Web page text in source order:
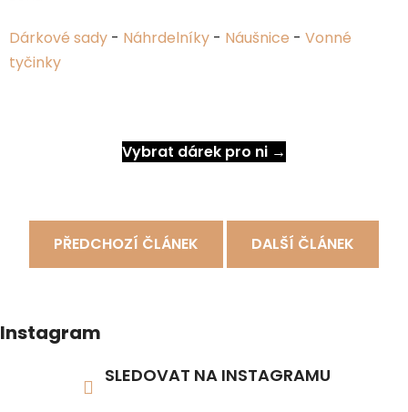
Dárkové sady - Náhrdelníky - Náušnice - Vonné
tyčinky
Vybrat dárek pro ni →
PŘEDCHOZÍ ČLÁNEK DALŠÍ ČLÁNEK
Instagram
SLEDOVAT NA INSTAGRAMU